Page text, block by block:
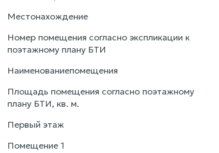
Местонахождение
Номер помещения согласно экспликации к
поэтажному плану БТИ
Наименованиепомещения
Площадь помещения согласно поэтажному
плану БТИ, кв. м.
Первый этаж
Помещение 1